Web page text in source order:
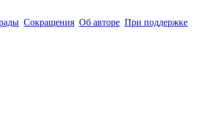
Сокращения Об авторе При поддержке